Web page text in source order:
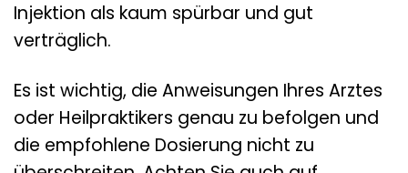
Injektion als kaum spürbar und gut
verträglich.
Es ist wichtig, die Anweisungen Ihres Arztes
oder Heilpraktikers genau zu befolgen und
die empfohlene Dosierung nicht zu